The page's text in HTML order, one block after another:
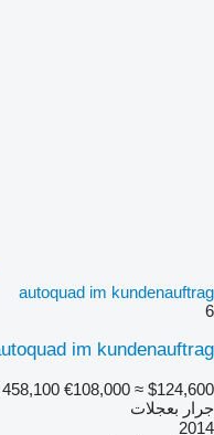
autoquad im kundenauftrag
6
im kundenauftrag
€108,000 ≈ $124,600
جرار بعجلات
2014